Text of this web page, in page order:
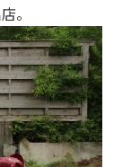
。